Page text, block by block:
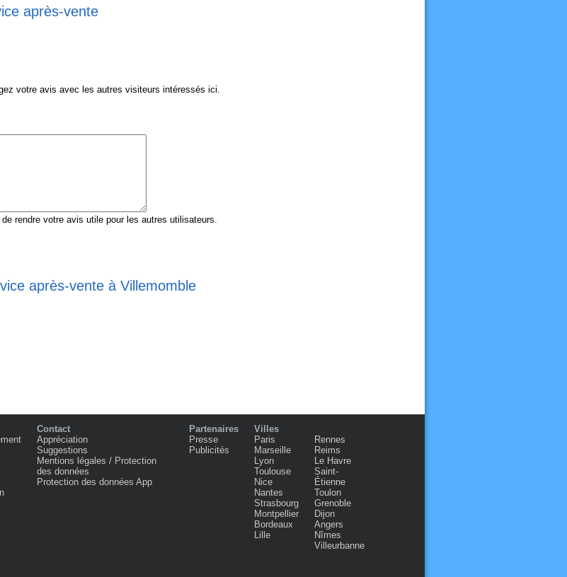
après-vente
votre avis avec les autres visiteurs intéressés ici.
rendre votre avis utile pour les autres utilisateurs.
après-vente à Villemomble
Contact
Appréciation
Suggestions
Mentions légales / Protection
des données
Protection des données App
Partenaires
Presse
Publicités
Villes
Paris
Marseille
Lyon
Toulouse
Nice
Nantes
Strasbourg
Montpellier
Bordeaux
Lille
Rennes
Reims
Le Havre
Saint-
Étienne
Toulon
Grenoble
Dijon
Angers
Nîmes
Villeurbanne